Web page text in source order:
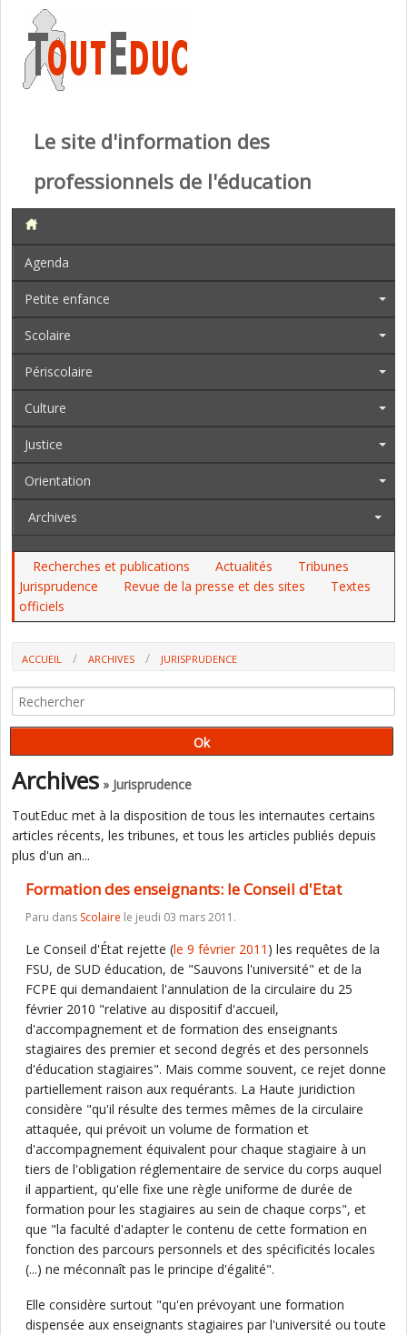
Le site d'information des
professionnels de l'éducation
Agenda
Petite enfance
Scolaire
Périscolaire
Culture
Justice
Orientation
Archives
Recherches et publications Actualités
Tribunes
Jurisprudence
Revue de la presse et des sites
Textes
officiels
ACCUEIL ARCHIVES
JURISPRUDENCE
Archives » Jurisprudence
ToutEduc met à la disposition de tous les internautes certains
articles récents, les tribunes, et tous les articles publiés depuis
plus d'un an...
Formation des enseignants: le Conseil d'Etat
Paru dans Scolaire le jeudi 03 mars 2011.
Le Conseil d'État rejette (le 9 février 2011 ) les requêtes de la
FSU, de SUD éducation, de "Sauvons l'université" et de la
FCPE qui demandaient l'annulation de la circulaire du 25
février 2010 "relative au dispositif d'accueil,
d'accompagnement et de formation des enseignants
stagiaires des premier et second degrés et des personnels
d'éducation stagiaires". Mais comme souvent, ce rejet donne
partiellement raison aux requérants. La Haute juridiction
considère "qu'il résulte des termes mêmes de la circulaire
attaquée, qui prévoit un volume de formation et
d'accompagnement équivalent pour chaque stagiaire à un
tiers de l'obligation réglementaire de service du corps auquel
il appartient, qu'elle fixe une règle uniforme de durée de
formation pour les stagiaires au sein de chaque corps", et
que "la faculté d'adapter le contenu de cette formation en
fonction des parcours personnels et des spécificités locales
(...) ne méconnaît pas le principe d'égalité".
Elle considère surtout "qu'en prévoyant une formation
dispensée aux enseignants stagiaires par l'université ou toute